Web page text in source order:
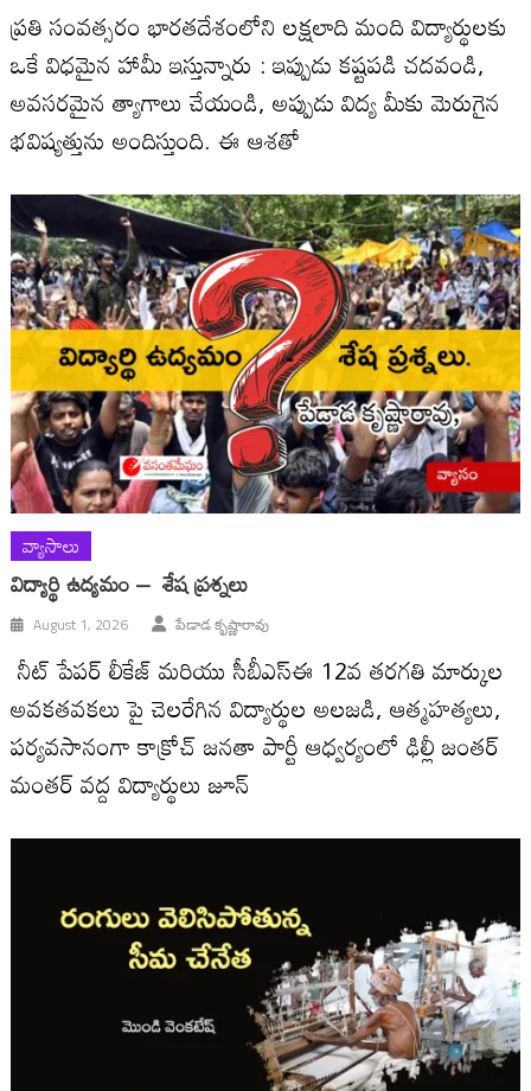
ప్రతి సంవత్సరం భారతదేశంలోని లక్షలాది మంది విద్యార్థులకు
ఒకే విధమైన హామీ ఇస్తున్నారు : ఇప్పుడు కష్టపడి చదవండి,
అవసరమైన త్యాగాలు చేయండి, అప్పుడు విద్య మీకు మెరుగైన
భవిష్యత్తును అందిస్తుంది. ఈ ఆశతో
వ్యాసాలు
విద్యార్థి ఉద్యమం – శేష ప్రశ్నలు
August 1, 2026 పేడాడ కృష్ణారావు
నీట్ పేపర్ లీకేజ్ మరియు సీబీఎస్ఈ 12వ తరగతి మార్కుల
అవకతవకలు పై చెలరేగిన విద్యార్థుల అలజడి, ఆత్మహత్యలు,
పర్యవసానంగా కాక్రోచ్ జనతా పార్టీ ఆధ్వర్యంలో ఢిల్లీ జంతర్
మంతర్ వద్ద విద్యార్థులు జూన్